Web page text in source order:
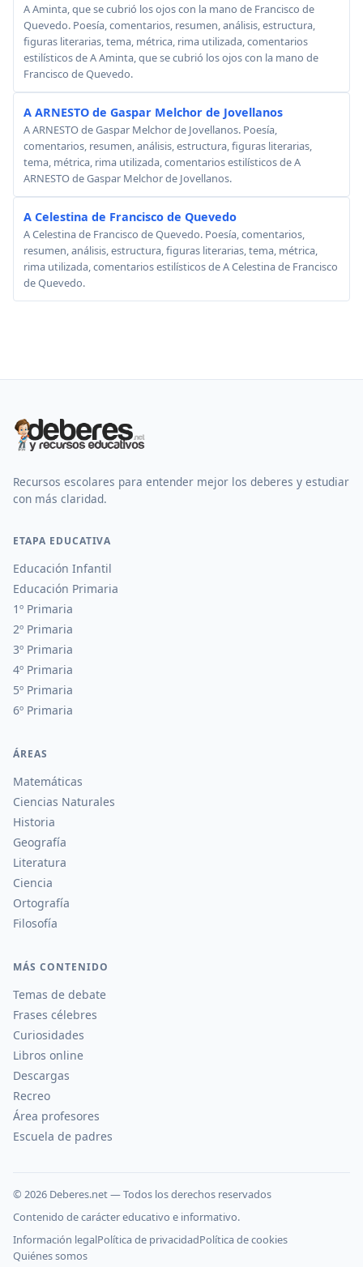
A Aminta, que se cubrió los ojos con la mano de Francisco de
Quevedo. Poesía, comentarios, resumen, análisis, estructura,
figuras literarias, tema, métrica, rima utilizada, comentarios
estilísticos de A Aminta, que se cubrió los ojos con la mano de
Francisco de Quevedo.
A ARNESTO de Gaspar Melchor de Jovellanos
A ARNESTO de Gaspar Melchor de Jovellanos. Poesía,
comentarios, resumen, análisis, estructura, figuras literarias,
tema, métrica, rima utilizada, comentarios estilísticos de A
ARNESTO de Gaspar Melchor de Jovellanos.
A Celestina de Francisco de Quevedo
A Celestina de Francisco de Quevedo. Poesía, comentarios,
resumen, análisis, estructura, figuras literarias, tema, métrica,
rima utilizada, comentarios estilísticos de A Celestina de Francisco
de Quevedo.
Recursos escolares para entender mejor los deberes y estudiar
con más claridad.
ETAPA EDUCATIVA
Educación Infantil
Educación Primaria
1º Primaria
2º Primaria
3º Primaria
4º Primaria
5º Primaria
6º Primaria
ÁREAS
Matemáticas
Ciencias Naturales
Historia
Geografía
Literatura
Ciencia
Ortografía
Filosofía
MÁS CONTENIDO
Temas de debate
Frases célebres
Curiosidades
Libros online
Descargas
Recreo
Área profesores
Escuela de padres
© 2026 Deberes.net — Todos los derechos reservados
Contenido de carácter educativo e informativo.
Información legalPolítica de privacidadPolítica de cookies
Quiénes somos